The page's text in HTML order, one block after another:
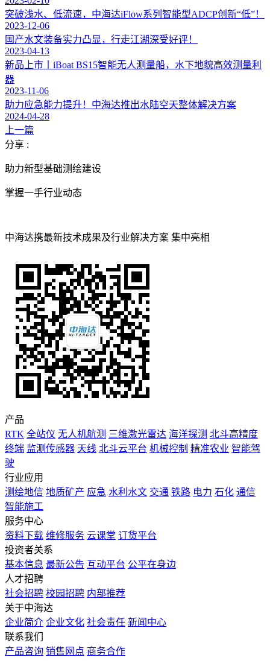
突破浅水、低流速，中海达iFlow系列智能型ADCP创新“低”！
2023-12-06
国产水文装备实力凸显，行走江湖深受好评！
2023-04-13
新品上市丨iBoat BS15智能无人测量船，水下地貌高效测量利
器
2023-11-06
助力应急能力提升！中海达推出水陆空天整体解决方案
2024-04-28
上一篇
分享 :
助力新型基础测绘建设
掌握一手行业动态
中海达携最新技术成果及行业解决方案 集中亮相
产品
RTK 全站仪 无人机航测 三维激光雷达 海洋探测 北斗高精度
终端 监测传感器 天线 北斗云平台 机械控制 精准农业 智能驾
驶
行业应用
测绘地信 地质矿产 应急 水利水文 交通 铁路 电力 石化 通信
智能施工
服务中心
资料下载 维修服务 云课堂 订货平台
投资者关系
基本信息 最新公告 互动平台 公平在身边
人才招聘
社会招聘 校园招聘 内部推荐
关于中海达
企业简介 企业文化 社会责任 新闻中心
联系我们
产品咨询 销售网点 商务合作